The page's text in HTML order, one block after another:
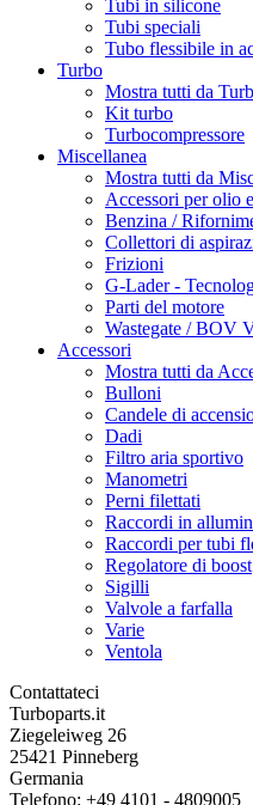
Tubi in silicone
Tubi speciali
Tubo flessibile in
Turbo
Mostra tutti da
Kit turbo
Turbocompressore
Miscellanea
Mostra tutti da
Accessori per olio
Benzina /
Collettori di
Frizioni
G-Lader -
Parti del motore
Wastegate / BOV
Accessori
Mostra tutti da
Bulloni
Candele di
Dadi
Filtro aria sportivo
Manometri
Perni filettati
Raccordi in
Raccordi per tubi
Regolatore di boost
Sigilli
Valvole a farfalla
Varie
Ventola
Contattateci
Turboparts.it
Ziegeleiweg 26
25421 Pinneberg
Germania
Telefono: +49 4101 - 4809005